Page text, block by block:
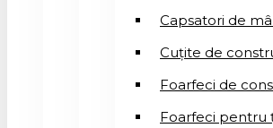
Capsatori de
Cuțite de
Foarfeci de
Foarfeci pentru